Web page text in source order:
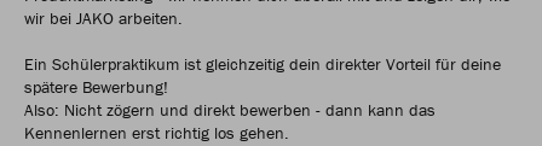
wir bei JAKO arbeiten.
Ein Schülerpraktikum ist gleichzeitig dein direkter Vorteil für deine
spätere Bewerbung!
Also: Nicht zögern und direkt bewerben - dann kann das
Kennenlernen erst richtig los gehen.